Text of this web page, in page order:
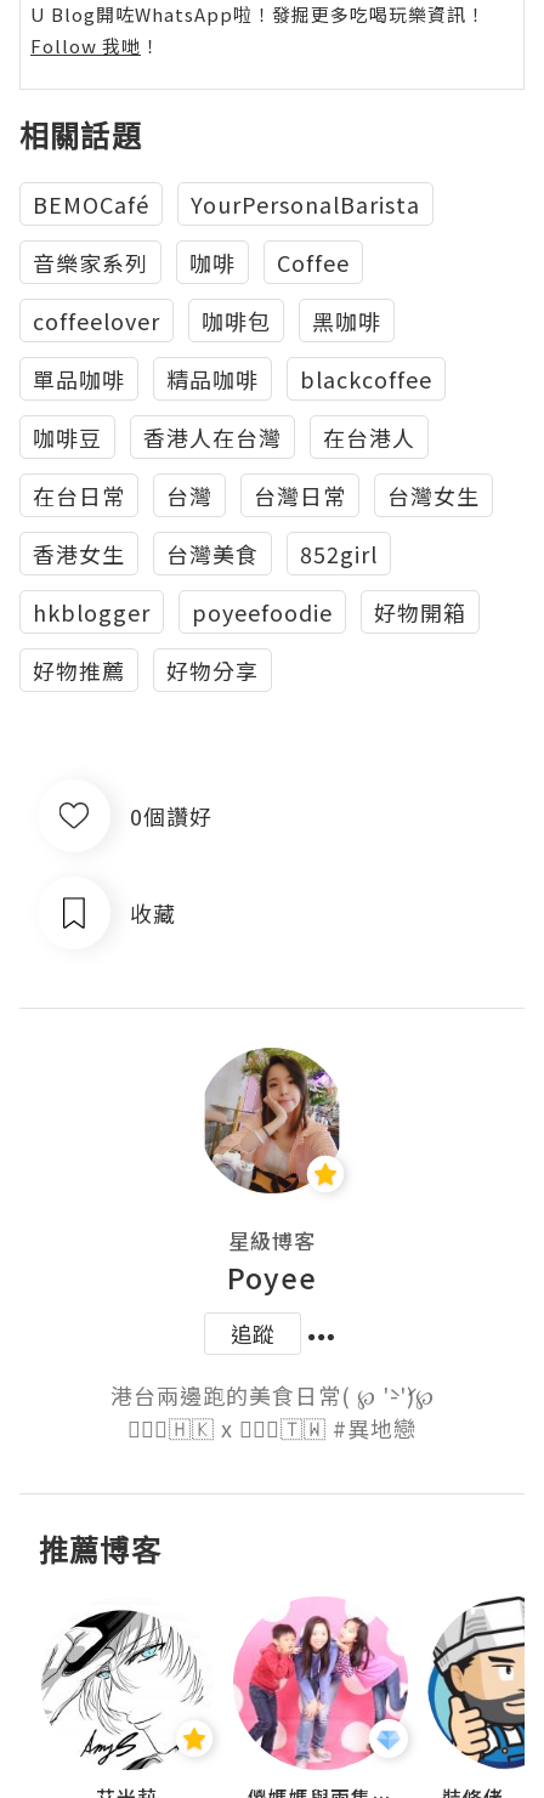
U Blog開咗WhatsApp啦！發掘更多吃喝玩樂資訊！
Follow 我哋 ！
相關話題
BEMOCafé
YourPersonalBarista
音樂家系列
咖啡
Coffee
coffeelover
咖啡包
黑咖啡
單品咖啡
精品咖啡
blackcoffee
咖啡豆
香港人在台灣
在台港人
在台日常
台灣 台灣日常
台灣女生
香港女生
台灣美食
852girl
hkblogger
poyeefoodie
好物開箱
好物推薦
好物分享
0個讚好
收藏
星級博客
Poyee
追蹤
港台兩邊跑的美食日常( ℘ '̀-'́)℘
🙋🏻‍♀️🇭🇰 x 🙋🏽‍♂️🇹🇼 #異地戀
推薦博客